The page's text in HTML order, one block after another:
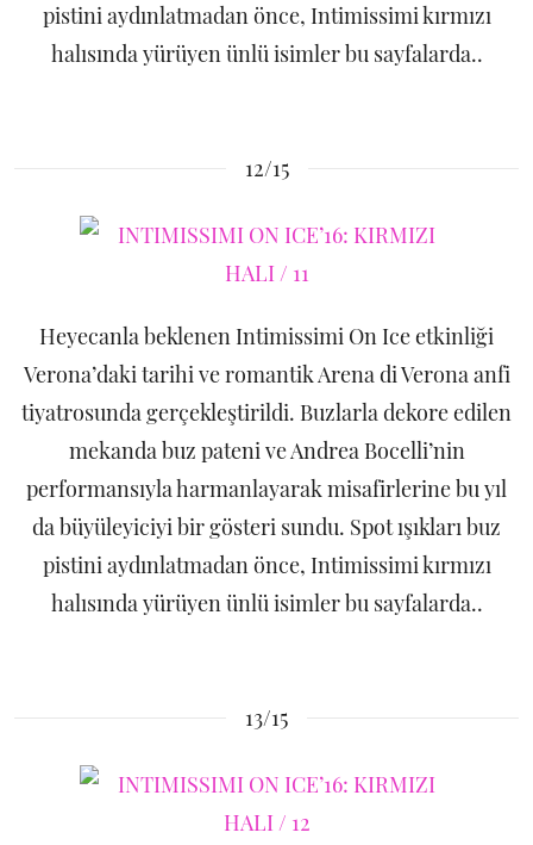
pistini aydınlatmadan önce, Intimissimi kırmızı
halısında yürüyen ünlü isimler bu sayfalarda..
12/15
Heyecanla beklenen Intimissimi On Ice etkinliği
Verona’daki tarihi ve romantik Arena di Verona anfi
tiyatrosunda gerçekleştirildi. Buzlarla dekore edilen
mekanda buz pateni ve Andrea Bocelli’nin
performansıyla harmanlayarak misafirlerine bu yıl
da büyüleyiciyi bir gösteri sundu. Spot ışıkları buz
pistini aydınlatmadan önce, Intimissimi kırmızı
halısında yürüyen ünlü isimler bu sayfalarda..
13/15